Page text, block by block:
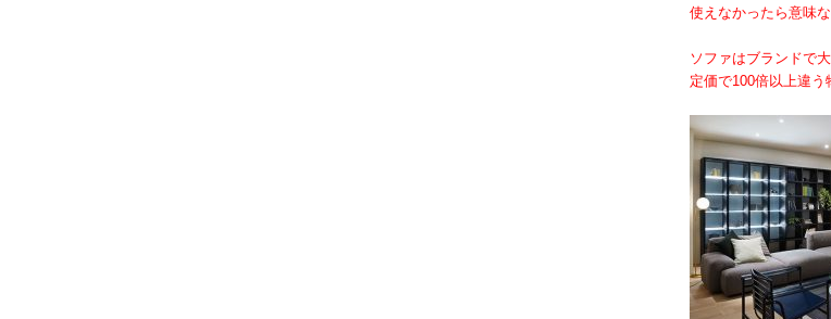
使えなかったら意味な
ソファはブランドで
定価で100倍以上違う